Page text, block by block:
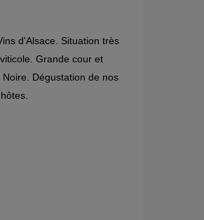
d'Alsace. Situation très
Grande cour et
Dégustation de nos